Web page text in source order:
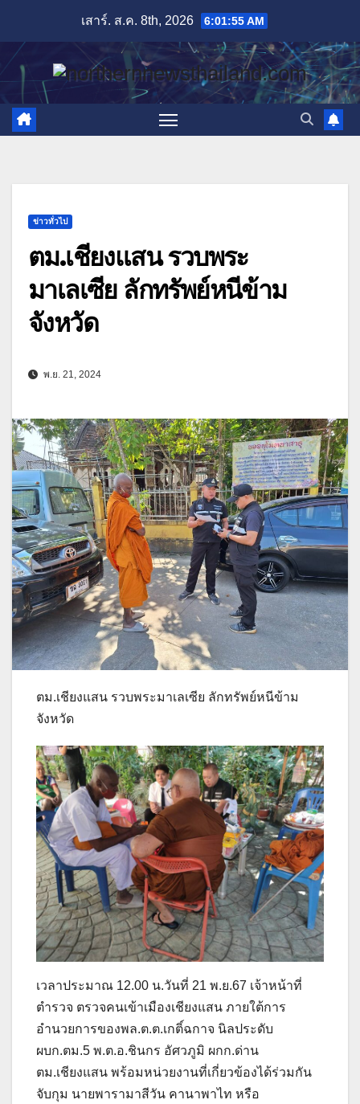
content
เสาร์. ส.ค. 8th, 2026 6:01:56 AM
ข่าวทั่วไป
ตม.เชียงแสน รวบพระ
มาเลเซีย ลักทรัพย์หนีข้าม
จังหวัด
พ.ย. 21, 2024
ตม.เชียงแสน รวบพระมาเลเซีย ลักทรัพย์หนีข้าม
จังหวัด
เวลาประมาณ 12.00 น.วันที่ 21 พ.ย.67 เจ้าหน้าที่
ตำรวจ ตรวจคนเข้าเมืองเชียงแสน ภายใต้การ
อำนวยการของพล.ต.ต.เกติ์ฉกาจ นิลประดับ
ผบก.ตม.5 พ.ต.อ.ชินกร อัศวภูมิ ผกก.ด่าน
ตม.เชียงแสน พร้อมหน่วยงานที่เกี่ยวข้องได้ร่วมกัน
จับกุม นายพารามาสีวัน คานาพาไท หรือ